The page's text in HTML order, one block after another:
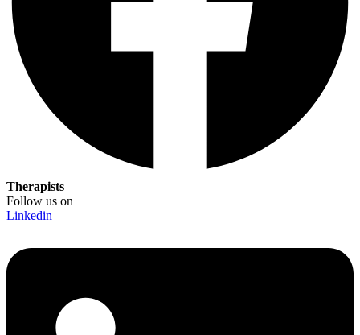
Therapists
Follow us on
Linkedin